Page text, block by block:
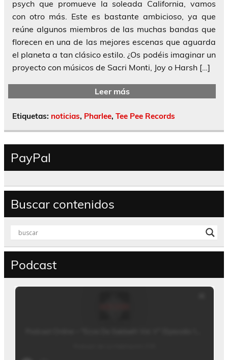
psych que promueve la soleada California, vamos
con otro más. Este es bastante ambicioso, ya que
reúne algunos miembros de las muchas bandas que
florecen en una de las mejores escenas que aguarda
el planeta a tan clásico estilo. ¿Os podéis imaginar un
proyecto con músicos de Sacri Monti, Joy o Harsh […]
Leer más
Etiquetas: noticias, Pharlee, Tee Pee Records
PayPal
Buscar contenidos
Podcast